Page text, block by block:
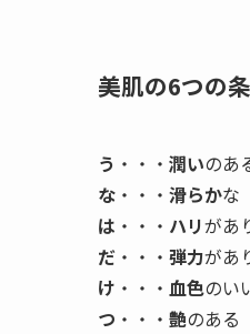
美肌の6つの
う ・・・ 潤いのあ
な ・・・ 滑らかな
は ・・・ ハリがあ
だ ・・・ 弾力があ
け ・・・ 血色のい
つ ・・・ 艶のある